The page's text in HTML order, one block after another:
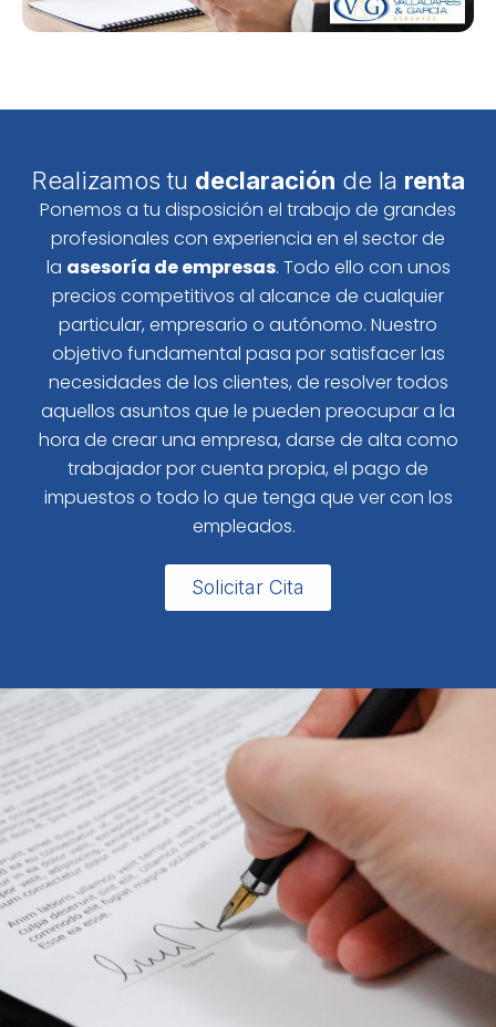
Realizamos tu declaración de la renta
Ponemos a tu disposición el trabajo de grandes
profesionales con experiencia en el sector de
la asesoría de empresas. Todo ello con unos
precios competitivos al alcance de cualquier
particular, empresario o autónomo. Nuestro
objetivo fundamental pasa por satisfacer las
necesidades de los clientes, de resolver todos
aquellos asuntos que le pueden preocupar a la
hora de crear una empresa, darse de alta como
trabajador por cuenta propia, el pago de
impuestos o todo lo que tenga que ver con los
empleados.
Solicitar Cita